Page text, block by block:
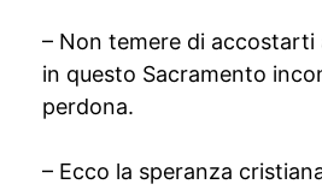
– Non temere di accostarti
in questo Sacramento
perdona.
– Ecco la speranza